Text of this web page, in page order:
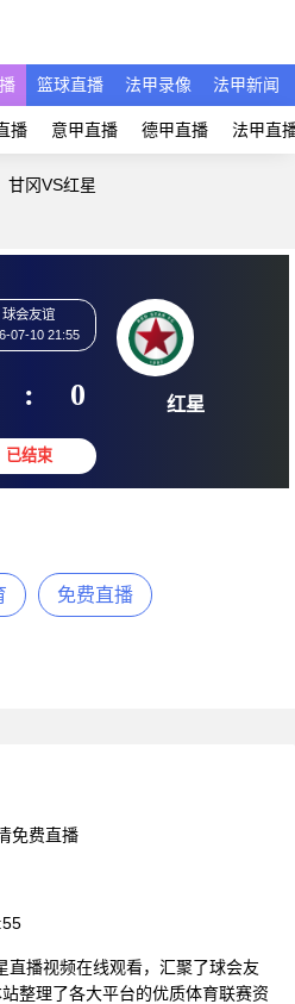
篮球直播 法甲录像 法甲新闻
播 意甲直播 德甲直播 法甲直
甘冈VS红星
球会友谊
2026-07-10 21:55
1 : 0 红
免费直播
免费直播
直播视频在线观看，汇聚了球会友
整理了各大平台的优质体育联赛资